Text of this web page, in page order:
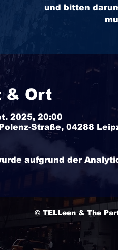
und bitten
& Ort
2025, 20:00
Straße, 04288
aufgrund der
© TELLeen & The